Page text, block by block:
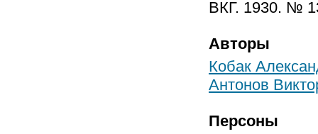
ВКГ. 1930. №
Авторы
Кобак
Антонов
Персоны